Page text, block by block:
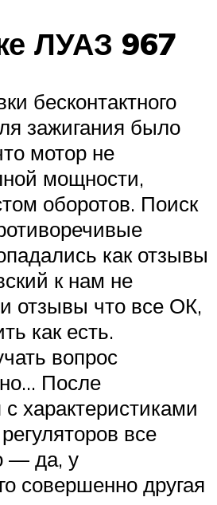
ЛУАЗ 967
бесконтактного
зажигания было
мотор не
мощности,
оборотов. Поиск
как отзывы
к нам не
отзывы что все ОК,
как есть.
вопрос
После
характеристиками
все
— да, у
совершенно другая